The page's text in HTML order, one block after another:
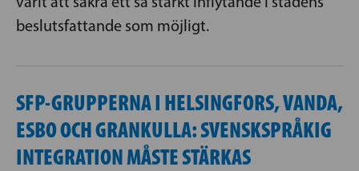
beslutsfattande som möjligt.
SFP-GRUPPERNA I HELSINGFORS, VANDA,
ESBO OCH GRANKULLA: SVENSKSPRÅKIG
INTEGRATION MÅSTE STÄRKAS